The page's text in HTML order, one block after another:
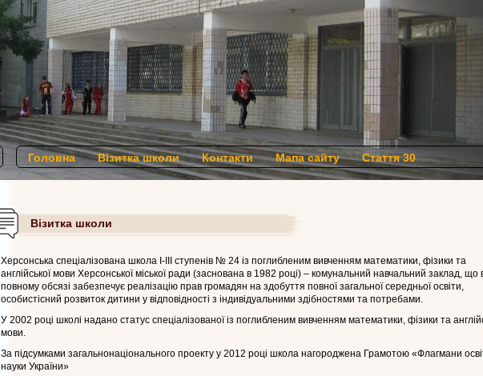
Головна Візитка школи Контакти Мапа сайту Стаття 30
Візитка школи
Херсонська спеціалізована школа І-ІІІ ступенів № 24 із поглибленим вивченням математики, фізики та
англійської мови Херсонської міської ради (заснована в 1982 році) – комунальний навчальний заклад, що
повному обсязі забезпечує реалізацію прав громадян на здобуття повної загальної середньої освіти,
особистісний розвиток дитини у відповідності з індивідуальними здібностями та потребами.
У 2002 році школі надано статус спеціалізованої із поглибленим вивченням математики, фізики та
мови.
За підсумками загальнонаціонального проекту у 2012 році школа нагороджена Грамотою «Флагмани
науки України»